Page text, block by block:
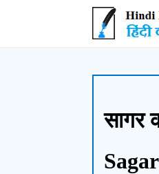
Hindi Kahani -
सागर